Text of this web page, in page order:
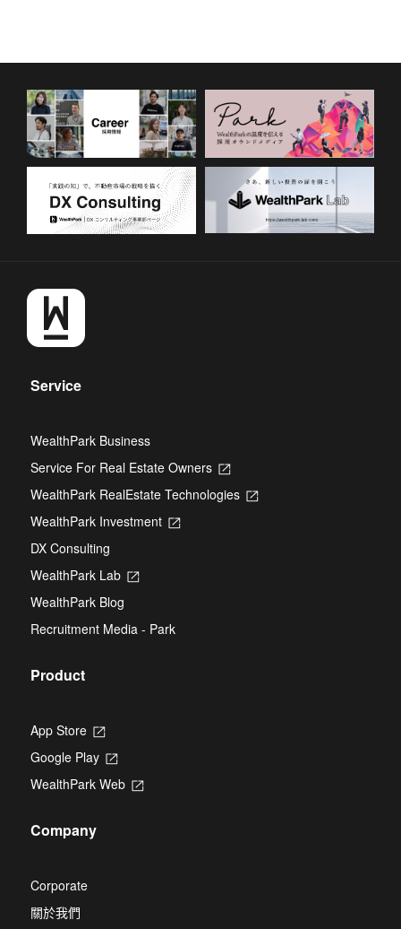
Service
WealthPark Business
Service For Real Estate Owners
Opens
a
WealthPark RealEstate Technologies
Opens
WealthPark Investment
Opens
DX Consulting
WealthPark Lab
Opens
new
tab
WealthPark Blog
Recruitment Media - Park
Product
App Store
Opens
a
new
tab
Google Play
Opens
a
WealthPark Web
Opens
Company
Corporate
關於我們